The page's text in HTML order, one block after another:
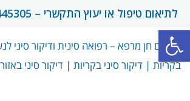
פתח סרגל נגישות
לתיאום טיפול או יעוץ התקשרי – 0503445305